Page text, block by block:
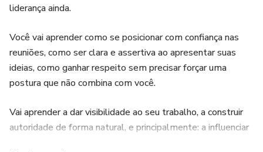
liderança ainda.
Você vai aprender como se posicionar com confiança nas
reuniões, como ser clara e assertiva ao apresentar suas
ideias, como ganhar respeito sem precisar forçar uma
postura que não combina com você.
Vai aprender a dar visibilidade ao seu trabalho, a construir
autoridade de forma natural, e principalmente: a influenciar